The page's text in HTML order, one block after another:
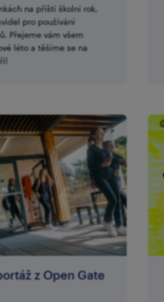
na příští školní rok,
pro používání
Přejeme vám všem
léto a těšíme se na
z Open Gate